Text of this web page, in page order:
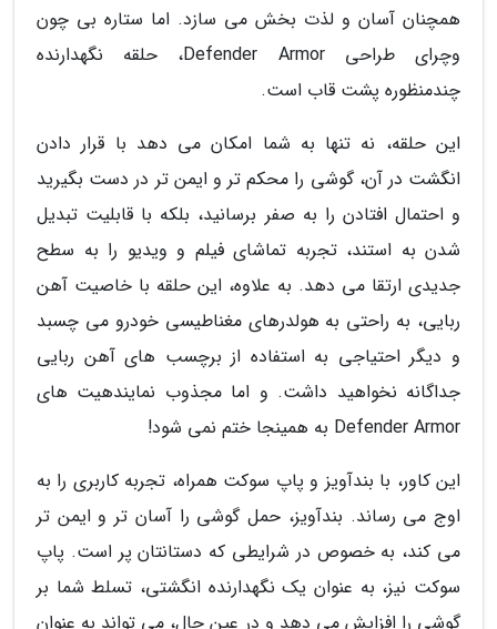
همچنان آسان و لذت بخش می سازد. اما ستاره بی چون
وچرای طراحی Defender Armor، حلقه نگهدارنده
چندمنظوره پشت قاب است.
این حلقه، نه تنها به شما امکان می دهد با قرار دادن
انگشت در آن، گوشی را محکم تر و ایمن تر در دست بگیرید
و احتمال افتادن را به صفر برسانید، بلکه با قابلیت تبدیل
شدن به استند، تجربه تماشای فیلم و ویدیو را به سطح
جدیدی ارتقا می دهد. به علاوه، این حلقه با خاصیت آهن
ربایی، به راحتی به هولدرهای مغناطیسی خودرو می چسبد
و دیگر احتیاجی به استفاده از برچسب های آهن ربایی
جداگانه نخواهید داشت. و اما مجذوب نمایندهیت های
Defender Armor به همینجا ختم نمی شود!
این کاور، با بندآویز و پاپ سوکت همراه، تجربه کاربری را به
اوج می رساند. بندآویز، حمل گوشی را آسان تر و ایمن تر
می کند، به خصوص در شرایطی که دستانتان پر است. پاپ
سوکت نیز، به عنوان یک نگهدارنده انگشتی، تسلط شما بر
گوشی را افزایش می دهد و در عین حال، می تواند به عنوان